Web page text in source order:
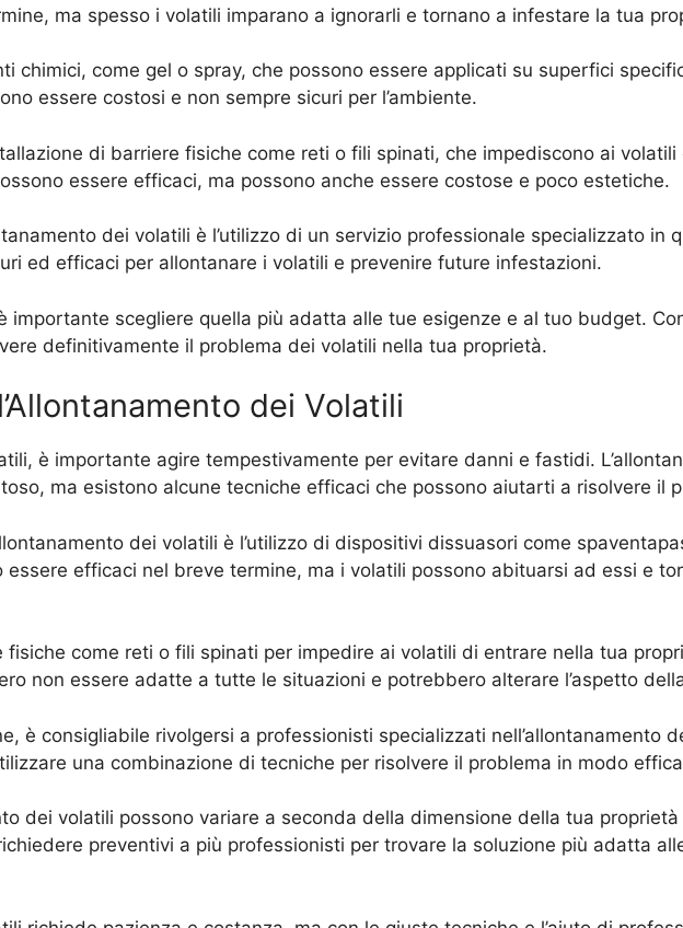
ma spesso i volatili imparano a ignorarli e tornano a infestare la tua
chimici, come gel o spray, che possono essere applicati su superfici
essere costosi e non sempre sicuri per l’ambiente.
di barriere fisiche come reti o fili spinati, che impediscono ai
essere efficaci, ma possono anche essere costose e poco estetiche.
dei volatili è l’utilizzo di un servizio professionale specializzato in
ed efficaci per allontanare i volatili e prevenire future infestazioni.
importante scegliere quella più adatta alle tue esigenze e al tuo budget.
definitivamente il problema dei volatili nella tua proprietà.
dei Volatili
è importante agire tempestivamente per evitare danni e fastidi.
ma esistono alcune tecniche efficaci che possono aiutarti a risolvere il
dei volatili è l’utilizzo di dispositivi dissuasori come
efficaci nel breve termine, ma i volatili possono abituarsi ad essi e
fisiche come reti o fili spinati per impedire ai volatili di entrare nella tua
non essere adatte a tutte le situazioni e potrebbero alterare l’aspetto
è consigliabile rivolgersi a professionisti specializzati nell’allontanamento
una combinazione di tecniche per risolvere il problema in modo
dei volatili possono variare a seconda della dimensione della tua
preventivi a più professionisti per trovare la soluzione più adatta